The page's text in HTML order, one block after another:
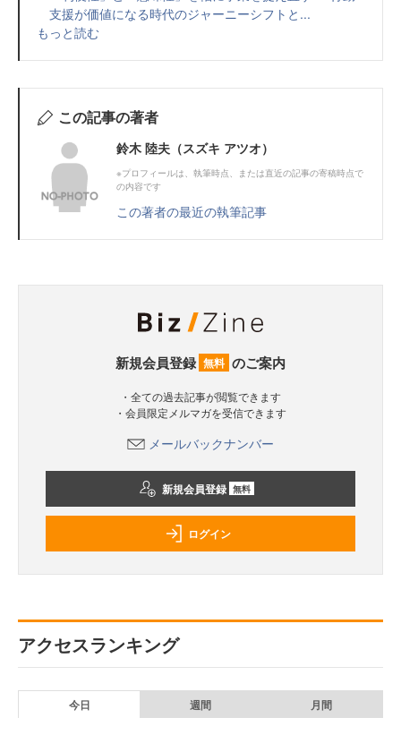
支援が価値になる時代のジャーニーシフトと...
もっと読む
この記事の著者
鈴木 陸夫（スズキ アツオ）
※プロフィールは、執筆時点、または直近の記事の寄稿時点で
の内容です
この著者の最近の執筆記事
新規会員登録 無料 のご案内
・全ての過去記事が閲覧できます
・会員限定メルマガを受信できます
メールバックナンバー
新規会員登録 無料
ログイン
アクセスランキング
今日 週間 月間